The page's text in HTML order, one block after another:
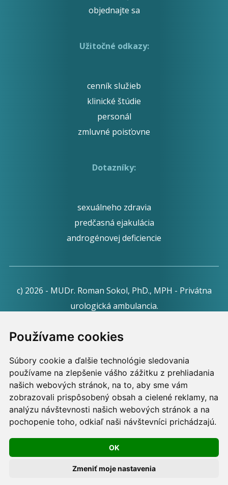
Používame cookies
Súbory cookie a ďalšie technológie sledovania
používame na zlepšenie vášho zážitku z prehliadania
našich webových stránok, na to, aby sme vám
zobrazovali prispôsobený obsah a cielené reklamy, na
analýzu návštevnosti našich webových stránok a na
pochopenie toho, odkiaľ naši návštevníci prichádzajú.
OK
Zmeniť moje nastavenia
objednajte sa
Užitočné odkazy:
cenník služieb
klinické štúdie
personál
zmluvné poisťovne
Dotazníky:
sexuálneho zdravia
predčasná ejakulácia
androgénovej deficiencie
c) 2026 - MUDr. Roman Sokol, PhD., MPH - Privátna
urologická ambulancia.
podmienkach prevádzkovateľa.
Používame cookies -nastavenie cookies.
Skopírovaním textu alebo časti textu z akejkoľvek
stránky tohto webu a jeho umiestnením na iný web
porušíte práva MUDr. Romana Sokola, PhD., MPH, ako
aj práva ďalších osôb zúčastnených na tvorbe obsahu
pre tento web.